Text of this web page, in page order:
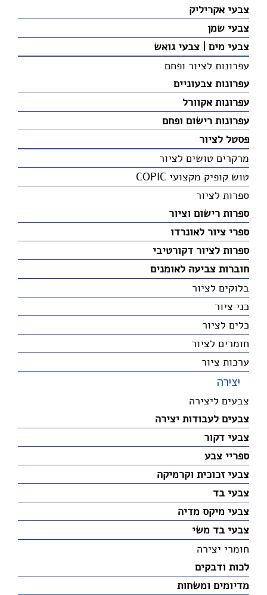
צבעי אקריליק
צבעי שמן
צבעי מים | צבעי גואש
עפרונות לציור ופחם
עפרונות צבעוניים
עפרונות אקוורל
עפרונות רישום ופחם
פסטל לציור
מרקרים טושים לציור
טוש קופיק מקצועי COPIC
ספרות לציור
ספרות רישום וציור
ספרי ציור לאונרדו
ספרות לציור דקורטיבי
חוברות צביעה לאומנים
בלוקים לציור
כני ציור
כלים לציור
חומרים לציור
ערכות ציור
יצירה
צבעים ליצירה
צבעים לעבודות יצירה
צבעי דקור
ספריי צבע
צבעי זכוכית וקרמיקה
צבעי בד
צבעי מיקס מדיה
צבעי בד משי
חומרי יצירה
לכות ודבקים
מדיומים ומשחות